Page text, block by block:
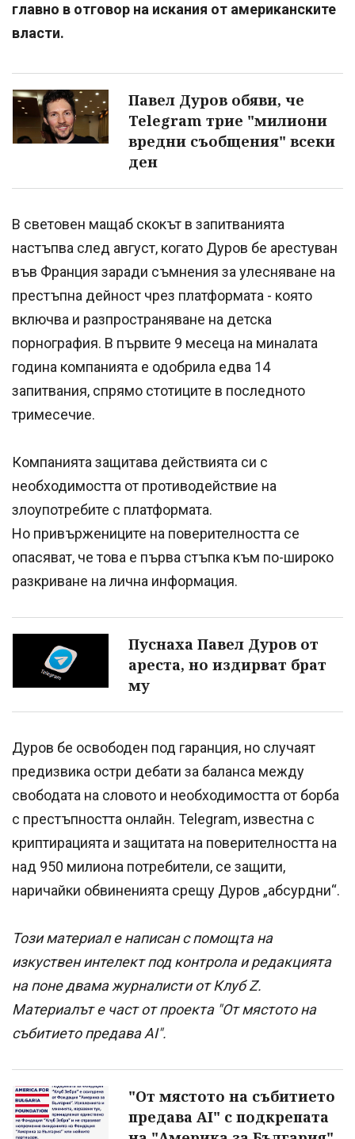
главно в отговор на искания от американските
власти.
Павел Дуров обяви, че
Telegram трие "милиони
вредни съобщения" всеки
ден
В световен мащаб скокът в запитванията
настъпва след август, когато Дуров бе арестуван
във Франция заради съмнения за улесняване на
престъпна дейност чрез платформата - която
включва и разпространяване на детска
порнография. В първите 9 месеца на миналата
година компанията е одобрила едва 14
запитвания, спрямо стотиците в последното
тримесечие.
Компанията защитава действията си с
необходимостта от противодействие на
злоупотребите с платформата.
Но привържениците на поверителността се
опасяват, че това е първа стъпка към по-широко
разкриване на лична информация.
Пуснаха Павел Дуров от
ареста, но издирват брат
му
Дуров бе освободен под гаранция, но случаят
предизвика остри дебати за баланса между
свободата на словото и необходимостта от борба
с престъпността онлайн. Telegram, известна с
криптирацията и защитата на поверителността на
над 950 милиона потребители, се защити,
наричайки обвиненията срещу Дуров „абсурдни“.
Този материал е написан с помощта на
изкуствен интелект под контрола и редакцията
на поне двама журналисти от Клуб Z.
Материалът е част от проекта "От мястото на
събитието предава AI".
"От мястото на събитието
предава AI" с подкрепата